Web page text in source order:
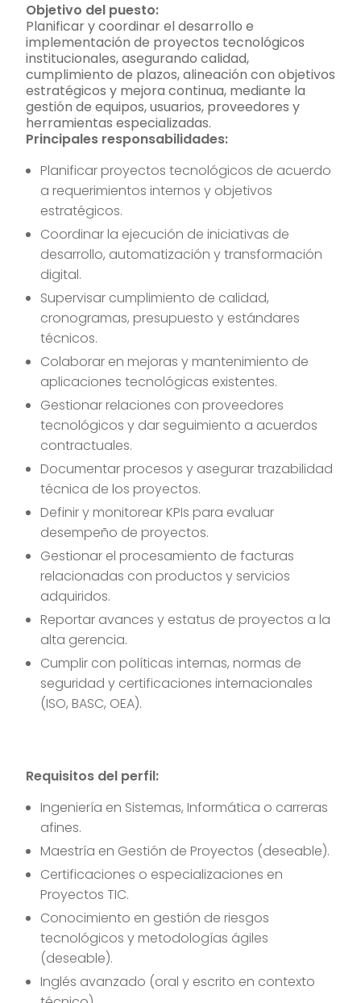
Objetivo del puesto:
Planificar y coordinar el desarrollo e
implementación de proyectos tecnológicos
institucionales, asegurando calidad,
cumplimiento de plazos, alineación con objetivos
estratégicos y mejora continua, mediante la
gestión de equipos, usuarios, proveedores y
herramientas especializadas.
Principales responsabilidades:
Planificar proyectos tecnológicos de acuerdo
a requerimientos internos y objetivos
estratégicos.
Coordinar la ejecución de iniciativas de
desarrollo, automatización y transformación
digital.
Supervisar cumplimiento de calidad,
cronogramas, presupuesto y estándares
técnicos.
Colaborar en mejoras y mantenimiento de
aplicaciones tecnológicas existentes.
Gestionar relaciones con proveedores
tecnológicos y dar seguimiento a acuerdos
contractuales.
Documentar procesos y asegurar trazabilidad
técnica de los proyectos.
Definir y monitorear KPIs para evaluar
desempeño de proyectos.
Gestionar el procesamiento de facturas
relacionadas con productos y servicios
adquiridos.
Reportar avances y estatus de proyectos a la
alta gerencia.
Cumplir con políticas internas, normas de
seguridad y certificaciones internacionales
(ISO, BASC, OEA).
Requisitos del perfil:
Ingeniería en Sistemas, Informática o carreras
afines.
Maestría en Gestión de Proyectos (deseable).
Certificaciones o especializaciones en
Proyectos TIC.
Conocimiento en gestión de riesgos
tecnológicos y metodologías ágiles
(deseable).
Inglés avanzado (oral y escrito en contexto